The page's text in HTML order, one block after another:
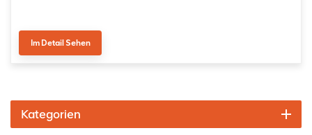
Im Detail Sehen
Kategorien